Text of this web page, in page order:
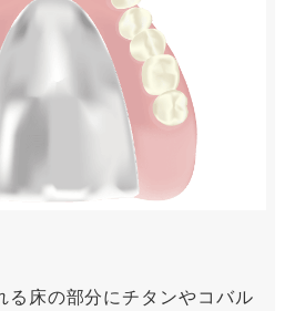
る床の部分にチタンやコバル